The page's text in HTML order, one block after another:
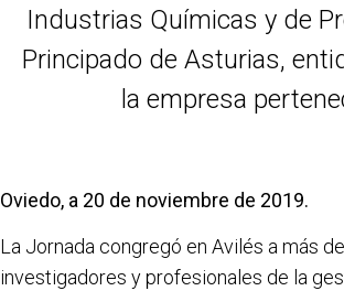
Industrias Químicas y de
Principado de Asturias,
la empresa
Oviedo, a 20 de noviembre de 2019.
La Jornada congregó en Avilés a más
investigadores y profesionales de la